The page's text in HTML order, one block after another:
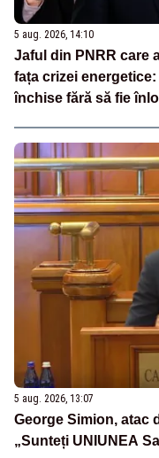
5 aug. 2026, 14:10
Jaful din PNRR care
fața crizei
închise fără să fie
5 aug. 2026, 13:07
George Simion, atac
„Sunteți UNIUNEA